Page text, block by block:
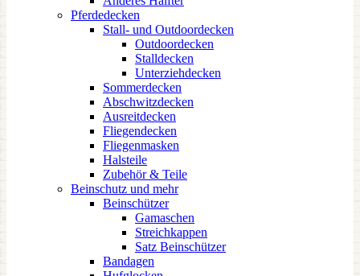
Pferdedecken
Stall- und Outdoordecken
Outdoordecken
Stalldecken
Unterziehdecken
Sommerdecken
Abschwitzdecken
Ausreitdecken
Fliegendecken
Fliegenmasken
Halsteile
Zubehör & Teile
Beinschutz und mehr
Beinschützer
Gamaschen
Streichkappen
Satz Beinschützer
Bandagen